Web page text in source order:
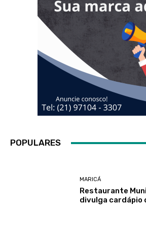
POPULARES
MARICÁ
Restaurante
divulga cardápio